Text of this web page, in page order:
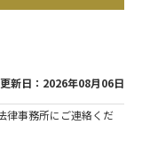
更新日：2026年08月06日
律事務所にご連絡くだ